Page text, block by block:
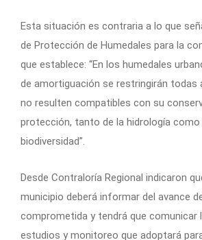
Esta situación es contraria a lo que
de Protección de Humedales para la
que establece: “En los humedales
de amortiguación se restringirán todas
no resulten compatibles con su
protección, tanto de la hidrología como
biodiversidad”.
Desde Contraloría Regional indicaron
municipio deberá informar del avance
comprometida y tendrá que comunicar
estudios y monitoreo que adoptará